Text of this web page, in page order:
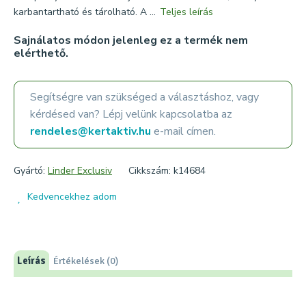
karbantartható és tárolható. A ... Teljes leírás
Sajnálatos módon jelenleg ez a termék nem
elérthető.
Segítségre van szükséged a választáshoz, vagy
kérdésed van? Lépj velünk kapcsolatba az
rendeles@kertaktiv.hu e-mail címen.
Gyártó: Linder Exclusiv
Cikkszám: k14684
Kedvencekhez adom
Leírás Értékelések (0)